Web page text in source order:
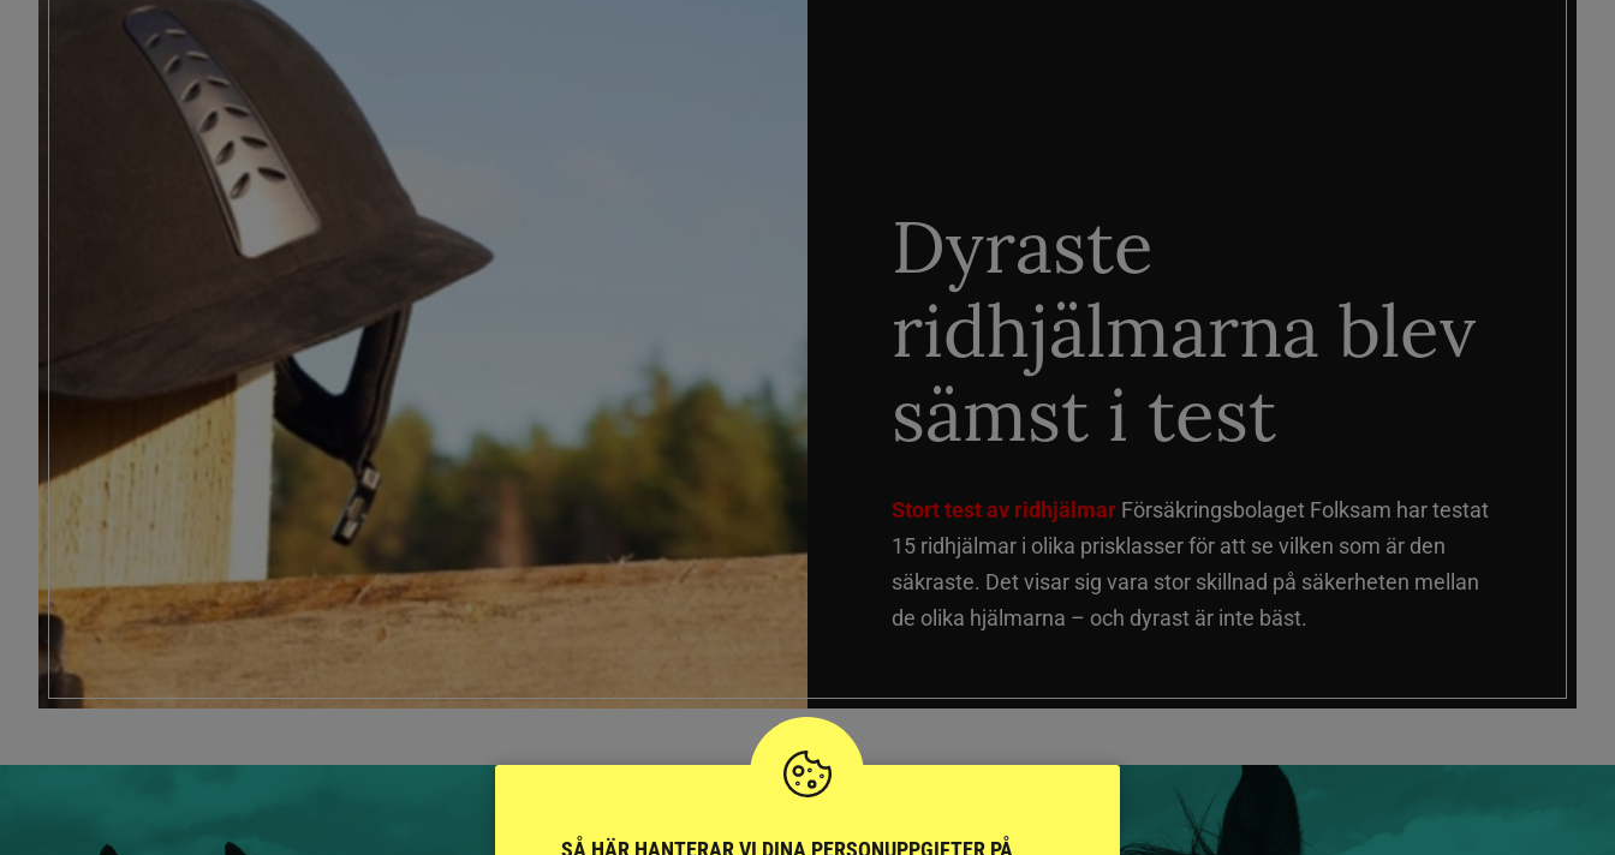
Dyraste
ridhjälmarna blev
sämst i test
Stort test av ridhjälmar Försäkringsbolaget Folksam har testat
15 ridhjälmar i olika prisklasser för att se vilken som är den
säkraste. Det visar sig vara stor skillnad på säkerheten mellan
de olika hjälmarna – och dyrast är inte bäst.
SÅ HÄR HANTERAR VI DINA PERSONUPPGIFTER PÅ